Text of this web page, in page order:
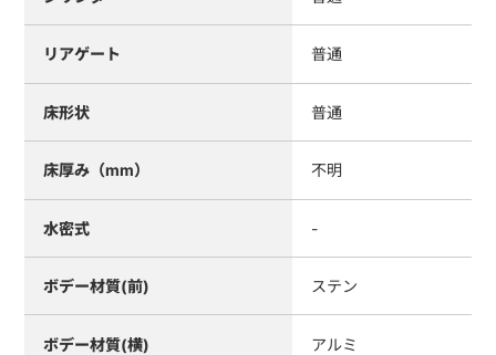
リアゲート 普通
床形状 普通
床厚み（mm） 不明
水密式 -
ボデー材質(前) ステン
ボデー材質(横) アルミ